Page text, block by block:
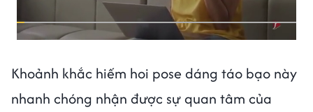
Khoảnh khắc hiếm hoi pose dáng táo bạo này
nhanh chóng nhận được sự quan tâm của